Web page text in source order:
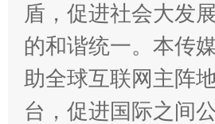
盾，促进社会大发
的和谐统一。本传
助全球互联网主阵
台，促进国际之间